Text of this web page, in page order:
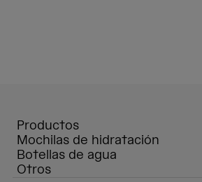
Productos
Mochilas de hidratación
Botellas de agua
Otros